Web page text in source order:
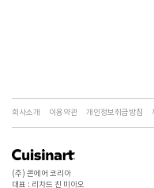
회사소개 이용약관 개인정보취급방침
(주) 콘에어 코리아
대표 : 리차드 친 미아오